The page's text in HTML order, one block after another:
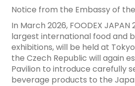
Notice from the Embassy of
In March 2026, FOODEX JAPAN
largest international food and
exhibitions, will be held at
the Czech Republic will again
Pavilion to introduce carefully
beverage products to the